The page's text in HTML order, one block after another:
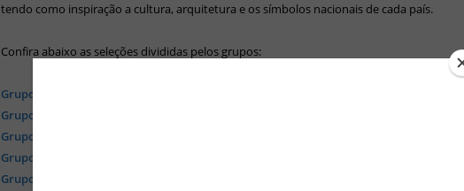
tendo como inspiração a cultura, arquitetura e os símbolos nacionais de cada país.
Confira abaixo as seleções divididas pelos grupos:
Grupo A -
Grupo B -
Grupo C -
Grupo D -
Grupo E -